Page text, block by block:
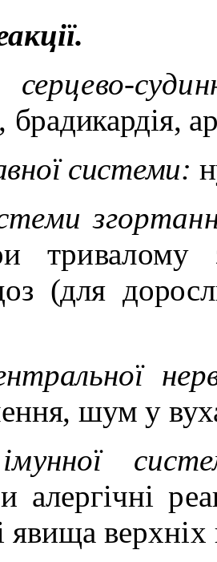
брадикардія,
системи:
тривалому
(для
шум у
алергічні
явища